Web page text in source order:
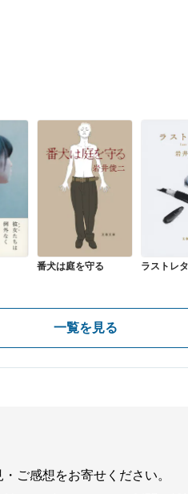
番犬は庭を守る ラストレ
一覧を見る
ご感想をお寄せください。